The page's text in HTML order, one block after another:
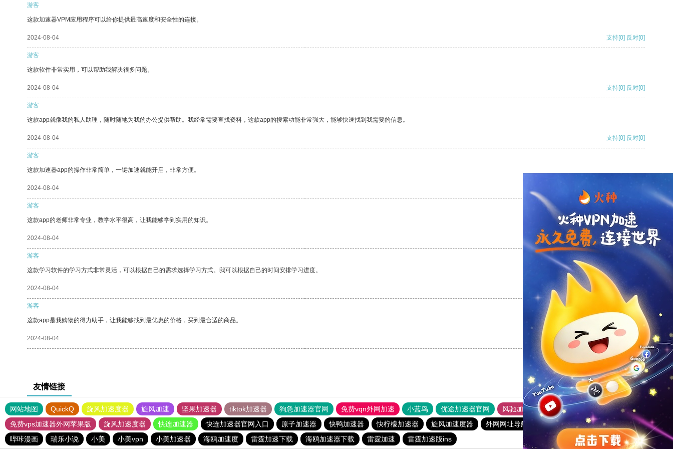
游客
这款加速器VPM应用程序可以给你提供最高速度和安全性的连接。
2024-08-04 支持[0] 反对[0]
游客
这款软件非常实用，可以帮助我解决很多问题。
2024-08-04 支持[0] 反对[0]
游客
这款app就像我的私人助理，随时随地为我的办公提供帮助。我经常需要查找资料，这款app的搜索功能非常强大，能够快速找到我需要的信息。
2024-08-04 支持[0] 反对[0]
游客
这款加速器app的操作非常简单，一键加速就能开启，非常方便。
2024-08-04
游客
这款app的老师非常专业，教学水平很高，让我能够学到实用的知识。
2024-08-04 支持 [0] 反对[0]
游客
这款学习软件的学习方式非常灵活，可以根据自己的需求选择学习方式。我可以根据自己的时间安排学习进度。
2024-08-04 支持[0] 反对
游客
这款app是我购物的得力助手，让我能够找到最优惠的价格，买到最合适的商品。
2024-08-04 支持[0] 反对[0]
友情链接
网站地图 QuickQ 旋风加速度器 旋风加速 坚果加速器 tiktok加速器 狗急加速器官网 免费vqn外网加速 小蓝鸟 优途加速器官网 风驰加速器
旋风加速器
免费vps加速器外网苹果版
旋风加速度器 快连加速器 快连加速器官网入口 原子加速器 快鸭加速器 快柠檬加速器 旋风加速度器 外网网址导航 软件中心 雷霆加速
狂飙加速器
哔咔漫画
瑞乐小说 小美 小美vpn 小美加速器 海鸥加速度 雷霆加速下载 海鸥加速器下载 雷霆加速 雷霆加速版ins